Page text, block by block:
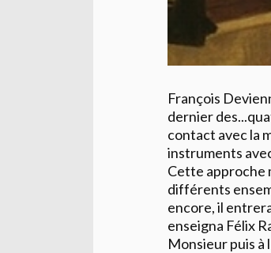
François
dernier
contact avec la
instruments
Cette approche
différents
encore, il
enseigna Félix
Monsieur puis à